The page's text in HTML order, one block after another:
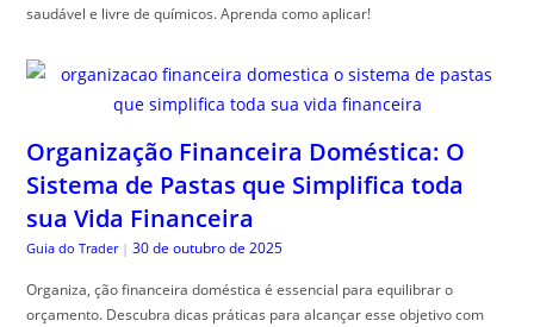
saudável e livre de químicos. Aprenda como aplicar!
Organização Financeira Doméstica: O
Sistema de Pastas que Simplifica toda
sua Vida Financeira
Guia do Trader | 30 de outubro de 2025
Organiza, ção financeira doméstica é essencial para equilibrar o
orçamento. Descubra dicas práticas para alcançar esse objetivo com